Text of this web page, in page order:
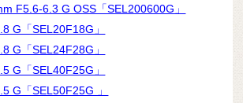
F5.6-6.3 G OSS「SEL200600G」
G「SEL20F18G」
G「SEL24F28G」
G「SEL40F25G」
G「SEL50F25G 」